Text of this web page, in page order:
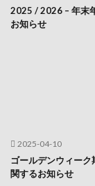
2025 / 2026 – 年末
お知らせ
2025-04-10
ゴールデンウィーク
関するお知らせ